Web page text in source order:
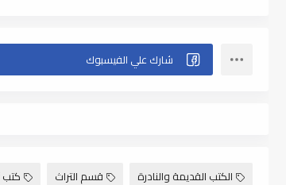
الكتب القديمة والنادرة قسم التراث كتب pdf